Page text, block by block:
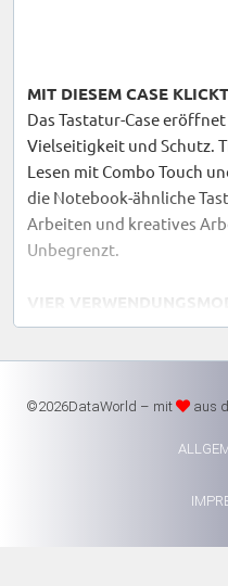
MIT DIESEM CASE
Das Tastatur-Case
Vielseitigkeit und Schutz.
Lesen mit Combo Touch
die Notebook-ähnliche
Arbeiten und kreatives
Unbegrenzt.
VIER
Combo Touch verfügt
Lesen finden.
IHRE FINGER WERDEN
Genießen Sie dank der
Tasten stundenlanges
©2026DataWorld – mit aus